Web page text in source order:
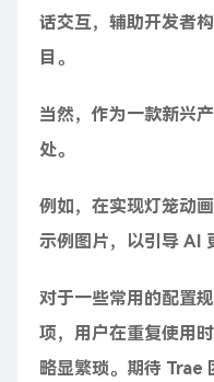
话交互，辅助开发者
目。
当然，作为一款新兴
处。
例如，在实现灯笼动
示例图片，以引导 AI
对于一些常用的配置
项，用户在重复使用
略显繁琐。期待 Trae